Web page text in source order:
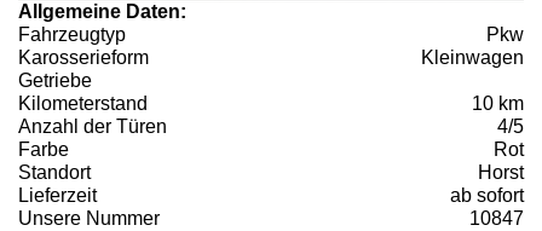
Allgemeine Daten:
Fahrzeugtyp
Pkw
Karosserieform
Kleinwagen
Getriebe
Kilometerstand
10 km
Anzahl der Türen
4/5
Farbe
Rot
Standort
Horst
Lieferzeit
ab sofort
Unsere Nummer
10847